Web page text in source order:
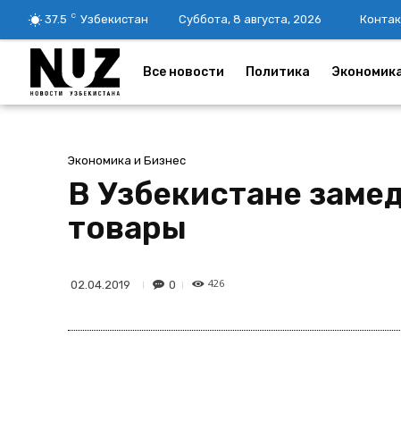
37.5 C Узбекистан Суббота, 8 августа, 2026
Все новости Политика
Экономика и Бизнес
В Узбекистане
товары
02.04.2019 0 426